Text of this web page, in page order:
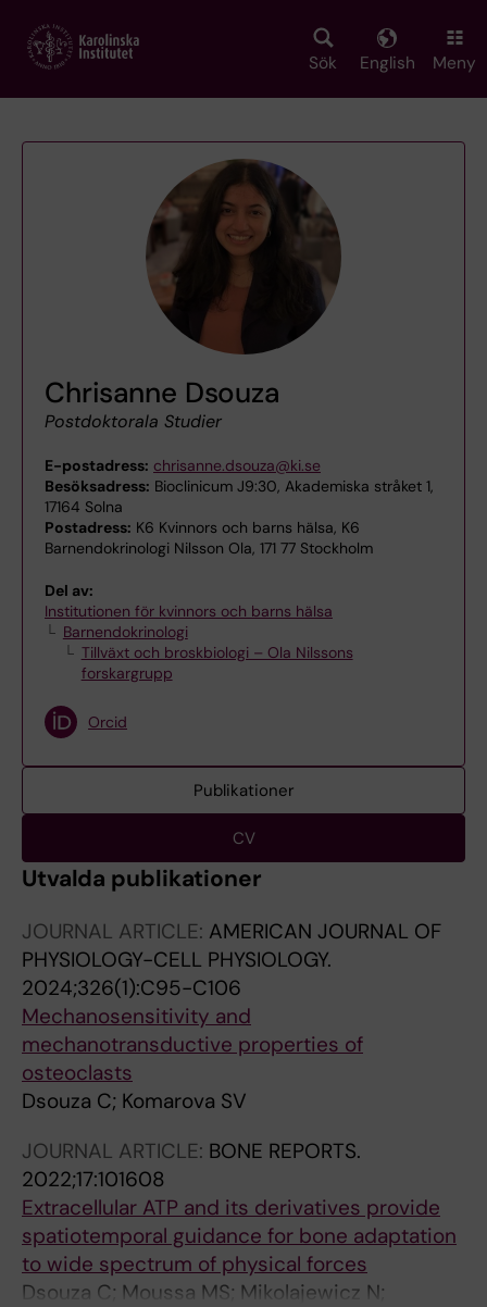
main
Sök English Meny
Chrisanne Dsouza
Postdoktorala Studier
E-postadress: chrisanne.dsouza@ki.se
Besöksadress: Bioclinicum J9:30, Akademiska stråket 1,
17164 Solna
Postadress: K6 Kvinnors och barns hälsa, K6
Barnendokrinologi Nilsson Ola, 171 77 Stockholm
Del av:
Institutionen för kvinnors och barns hälsa
Barnendokrinologi
Tillväxt och broskbiologi – Ola Nilssons
forskargrupp
Orcid
Publikationer
CV
Utvalda publikationer
JOURNAL ARTICLE: AMERICAN JOURNAL OF
PHYSIOLOGY-CELL PHYSIOLOGY.
2024;326(1):C95-C106
Mechanosensitivity and
mechanotransductive properties of
osteoclasts
Dsouza C; Komarova SV
JOURNAL ARTICLE: BONE REPORTS.
2022;17:101608
Extracellular ATP and its derivatives provide
spatiotemporal guidance for bone adaptation
to wide spectrum of physical forces
Dsouza C; Moussa MS; Mikolajewicz N;